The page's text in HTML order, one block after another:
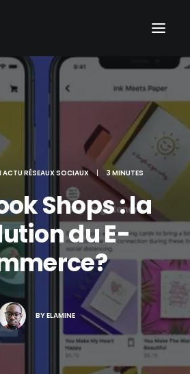
ACTU RÉSEAUX SOCIAUX | 3 MINUTES
Shops : la
du E-
BYELAMINE